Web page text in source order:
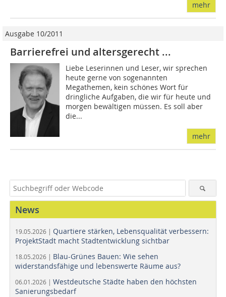
mehr
Ausgabe 10/2011
Barrierefrei und altersgerecht ...
Liebe Leserinnen und Leser, wir sprechen
heute gerne von sogenannten
Megathemen, kein schönes Wort für
dringliche Aufgaben, die wir für heute und
morgen bewältigen müssen. Es soll aber
die...
mehr
News
19.05.2026 | Quartiere stärken, Lebensqualität verbessern:
ProjektStadt macht Stadtentwicklung sichtbar
18.05.2026 | Blau-Grünes Bauen: Wie sehen
widerstandsfähige und lebenswerte Räume aus?
06.01.2026 | Westdeutsche Städte haben den höchsten
Sanierungsbedarf